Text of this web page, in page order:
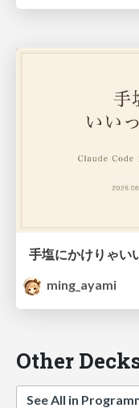
手塩にかけりゃい
ming_ayami
Other
See All in